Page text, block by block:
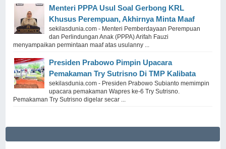
Menteri PPPA Usul Soal Gerbong KRL
Khusus Perempuan, Akhirnya Minta Maaf
sekilasdunia.com - Menteri Pemberdayaan Perempuan
dan Perlindungan Anak (PPPA) Arifah Fauzi
menyampaikan permintaan maaf atas usulanny ...
Presiden Prabowo Pimpin Upacara
Pemakaman Try Sutrisno Di TMP Kalibata
sekilasdunia.com - Presiden Prabowo Subianto memimpin
upacara pemakaman Wapres ke-6 Try Sutrisno.
Pemakaman Try Sutrisno digelar secar ...